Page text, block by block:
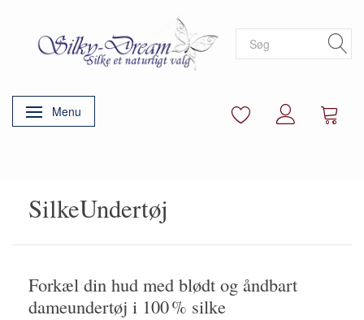
Skifte navigation
Menu
SilkeUndertøj
Forkæl din hud med blødt og åndbart
dameundertøj i 100 % silke